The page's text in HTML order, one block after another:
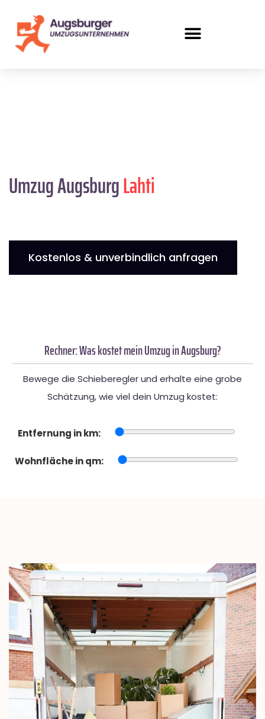
Umzug AugsburgLahti
Kostenlos & unverbindlich anfragen
Rechner: Was kostet mein Umzug in Augsburg?
Bewege die Schieberegler und erhalte eine grobe
Schätzung, wie viel dein Umzug kostet:
Entfernung in km:
Wohnfläche in qm: